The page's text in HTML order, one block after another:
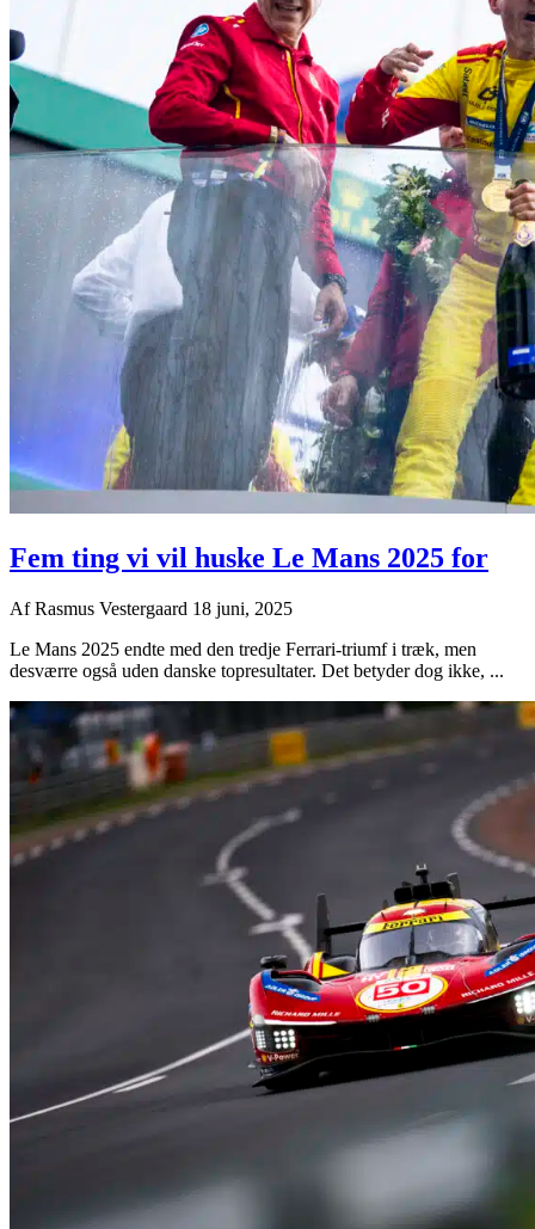
Fem ting vi vil huske Le Mans 2025 for
AfRasmus Vestergaard 18 juni, 2025
Le Mans 2025 endte med den tredje Ferrari-triumf i træk, men
desværre også uden danske topresultater. Det betyder dog ikke, ...